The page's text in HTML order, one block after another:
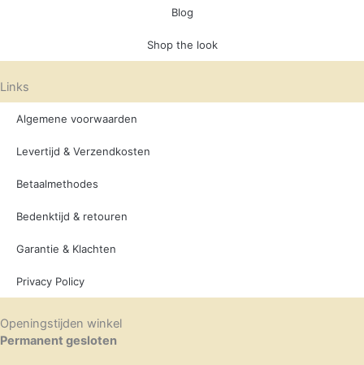
Blog
Shop the look
Links
Algemene voorwaarden
Levertijd & Verzendkosten
Betaalmethodes
Bedenktijd & retouren
Garantie & Klachten
Privacy Policy
Openingstijden winkel
Permanent gesloten